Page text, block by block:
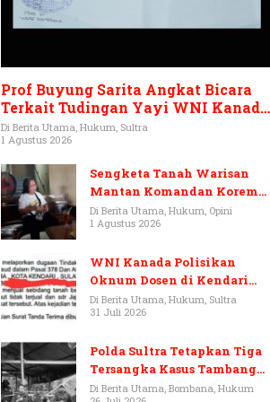
Prof Buyung Sarita Angkat Bicara
Terkait Tudingan Yayi WNI Kanada
Ditagih Utang Rp3,6 Miliar
Di Berita Utama, Hukum, Sultra
1 Agustus 2026
Sengketa Tanah Warisan
Mantan Komandan Korem
143/HO, Ketika Warisan
Menjadi Arena Pemerasan
Di Berita Utama, Hukum, Opini
1 Agustus 2026
WNI Kanada Polisikan
Oknum Dosen di Kendari
Terkait Aset Puluhan Miliar
Di Berita Utama, Hukum, Sultra
31 Juli 2026
Polda Sultra Tetapkan Tiga
Tersangka Kasus Tambang
Emas Ilegal di Bombana
Di Berita Utama, Bombana, Hukum